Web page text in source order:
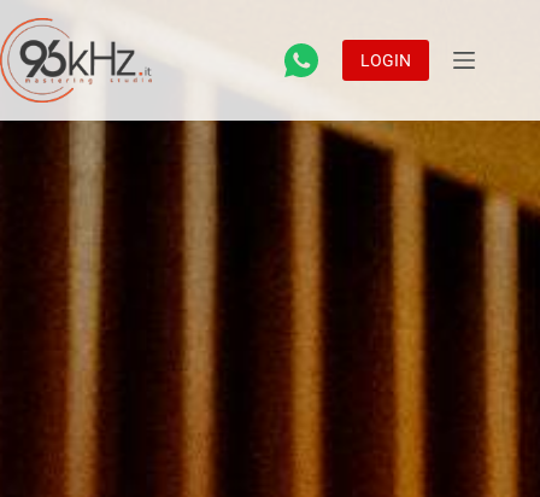
LOGIN